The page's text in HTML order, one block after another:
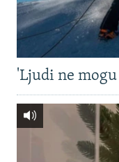
'Ljudi ne